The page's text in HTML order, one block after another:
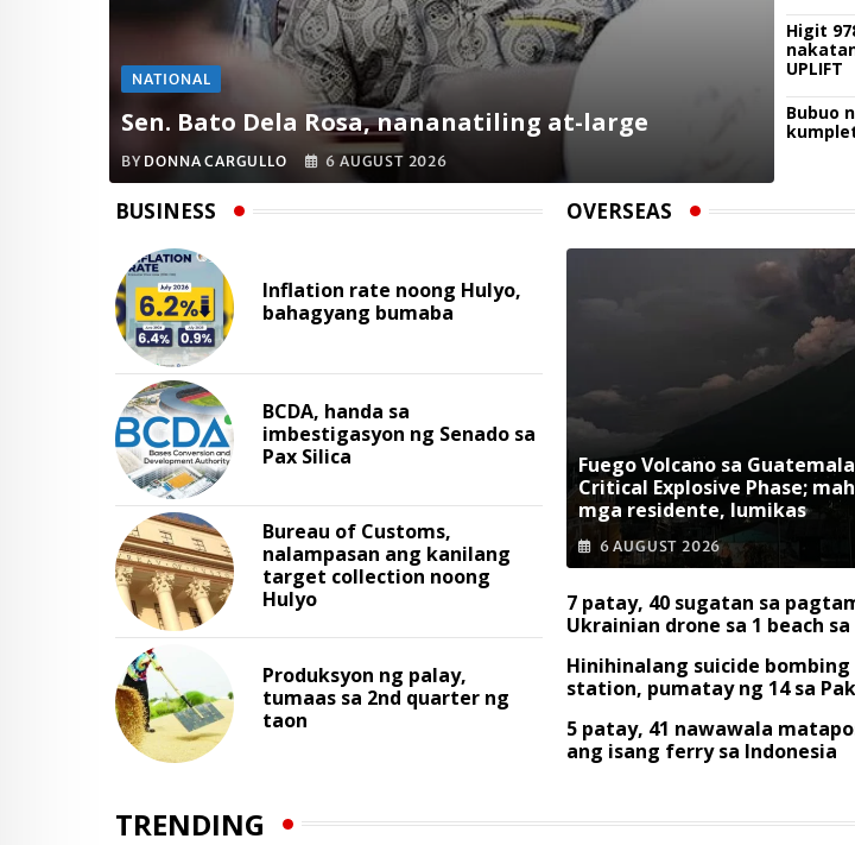
NATIONAL
Sen. Bato Dela Rosa, nananatiling at-large
BY DONNA CARGULLO 6 AUGUST 2026
Higit
UPLIFT
Bubuo
BUSINESS
Inflation rate noong Hulyo,
bahagyang bumaba
BCDA, handa sa
imbestigasyon ng Senado sa
Pax Silica
Bureau of Customs,
nalampasan ang kanilang
target collection noong
Hulyo
Produksyon ng palay,
tumaas sa 2nd quarter ng
taon
OVERSEAS
Fuego Volcano sa
Critical Explosive Phase;
mga residente, lumikas
6 AUGUST 2026
7 patay, 40 sugatan sa
Ukrainian drone sa 1 beach sa
Hinihinalang suicide bombing
station, pumatay ng 14 sa
5 patay, 41 nawawala
ang isang ferry sa Indonesia
TRENDING